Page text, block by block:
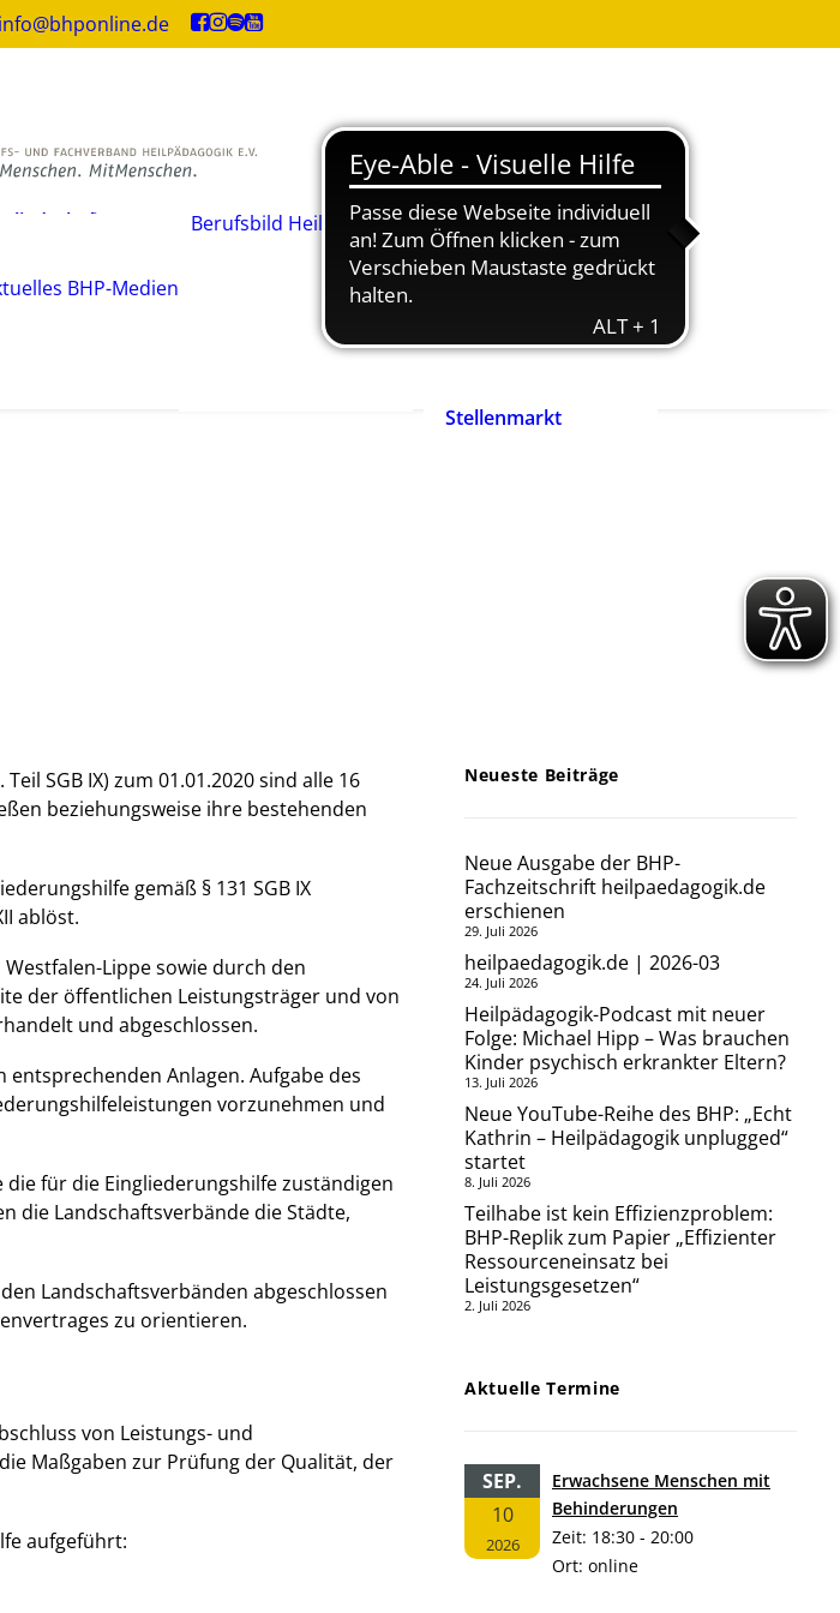
info@bhponline.de
Berufsbild Heilpädagog:in
Wie werde ich
Heilpädagog:in?
BHP-Berufsbild
Heilpädagog:in
Arbeitshilfen und
Positionspapiere
Anbieter
Stellenmarkt
BHP-Medien
Barrierefreiheit ist
SGB IX) zum 01.01.2020 sind alle 16
beziehungsweise ihre bestehenden
gemäß § 131 SGB IX
ablöst.
Lippe sowie durch den
der öffentlichen Leistungsträger und von
und abgeschlossen.
Anlagen. Aufgabe des
vorzunehmen und
für die Eingliederungshilfe zuständigen
die Landschaftsverbände die Städte,
Landschaftsverbänden abgeschlossen
zu orientieren.
von Leistungs- und
Maßgaben zur Prüfung der Qualität, der
aufgeführt:
Neueste Beiträge
Neue Ausgabe der BHP-
Fachzeitschrift heilpaedagogik.de
erschienen
29. Juli 2026
heilpaedagogik.de | 2026-03
24. Juli 2026
Heilpädagogik-Podcast mit neuer
Folge: Michael Hipp – Was brauchen
Kinder psychisch erkrankter Eltern?
13. Juli 2026
Neue YouTube-Reihe des BHP: „Echt
Kathrin – Heilpädagogik unplugged“
startet
8. Juli 2026
Teilhabe ist kein Effizienzproblem:
BHP-Replik zum Papier „Effizienter
Ressourceneinsatz bei
Leistungsgesetzen“
2. Juli 2026
Aktuelle Termine
SEP.
10
2026
Erwachsene Menschen mit
Behinderungen
Zeit: 18:30 - 20:00
Ort: online